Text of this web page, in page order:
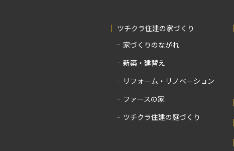
ツチクラ住建の家づくり
家づくりのながれ
新築・建替え
リフォーム・リノベーション
ファースの家
ツチクラ住建の庭づくり